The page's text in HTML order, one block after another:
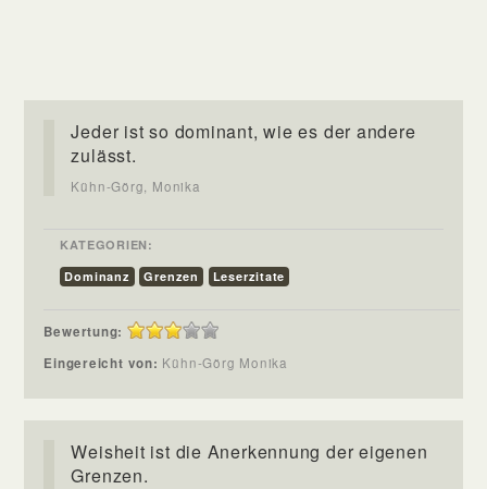
Jeder ist so dominant, wie es der andere
zulässt.
Kühn-Görg, Monika
KATEGORIEN:
Dominanz
Grenzen Leserzitate
Bewertung:
Eingereicht von: Kühn-Görg Monika
Weisheit ist die Anerkennung der eigenen
Grenzen.